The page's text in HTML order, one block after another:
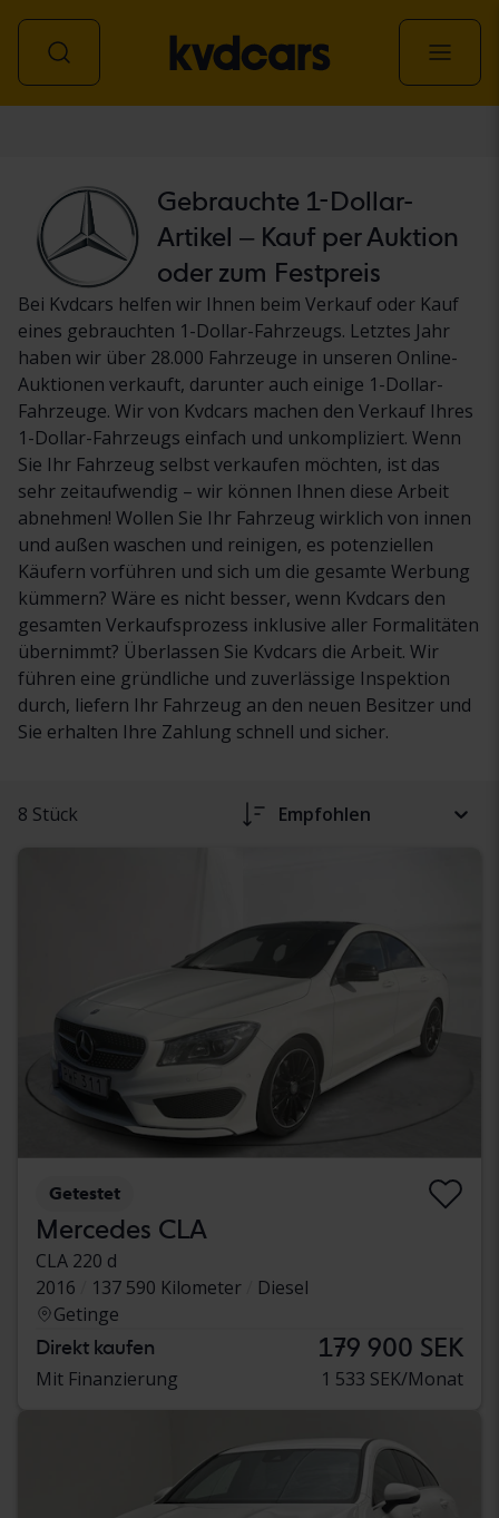
Gebrauchte 1-Dollar-
Artikel – Kauf per Auktion
oder zum Festpreis
Bei Kvdcars helfen wir Ihnen beim Verkauf oder Kauf
eines gebrauchten 1-Dollar-Fahrzeugs. Letztes Jahr
haben wir über 28.000 Fahrzeuge in unseren Online-
Auktionen verkauft, darunter auch einige 1-Dollar-
Fahrzeuge. Wir von Kvdcars machen den Verkauf Ihres
1-Dollar-Fahrzeugs einfach und unkompliziert. Wenn
Sie Ihr Fahrzeug selbst verkaufen möchten, ist das
sehr zeitaufwendig – wir können Ihnen diese Arbeit
abnehmen! Wollen Sie Ihr Fahrzeug wirklich von innen
und außen waschen und reinigen, es potenziellen
Käufern vorführen und sich um die gesamte Werbung
kümmern? Wäre es nicht besser, wenn Kvdcars den
gesamten Verkaufsprozess inklusive aller Formalitäten
übernimmt? Überlassen Sie Kvdcars die Arbeit. Wir
führen eine gründliche und zuverlässige Inspektion
durch, liefern Ihr Fahrzeug an den neuen Besitzer und
Sie erhalten Ihre Zahlung schnell und sicher.
8 Stück Empfohlen
Getestet
Mercedes CLA
CLA 220 d
2016
137 590 Kilometer
Diesel
Getinge
Direkt kaufen 179 900 SEK
Mit Finanzierung 1 533 SEK/Monat